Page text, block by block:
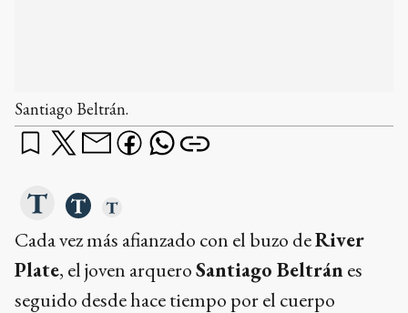
Santiago Beltrán.
Cada vez más afianzado con el buzo deRiver
Plate, el joven arqueroSantiago Beltránes
seguido desde hace tiempo por el cuerpo